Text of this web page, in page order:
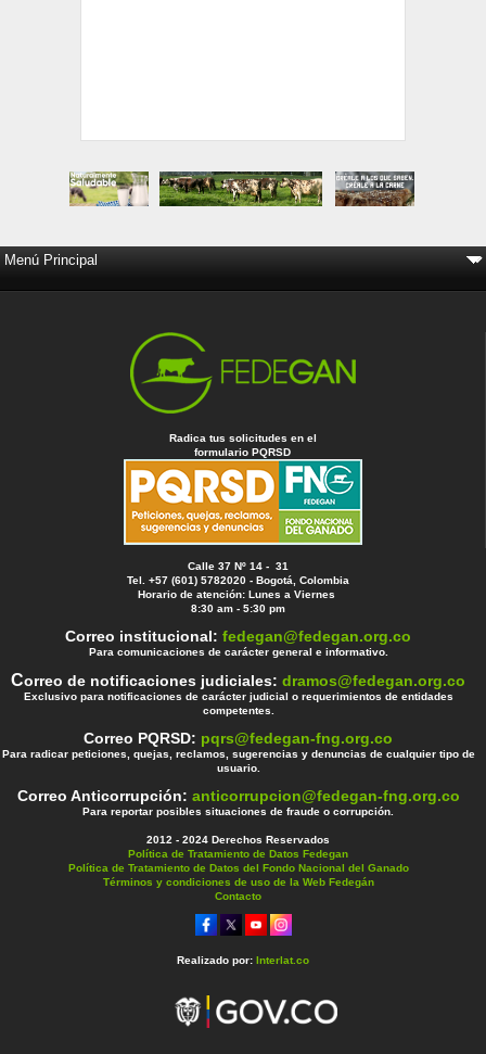
Radica tus solicitudes en el
formulario PQRSD
Calle 37 Nº 14 - 31
Tel. +57 (601) 5782020 - Bogotá, Colombia
Horario de atención: Lunes a Viernes
8:30 am - 5:30 pm
Correo institucional:fedegan@fedegan.org.co
Para comunicaciones de carácter general e informativo.
Correo de notificaciones judiciales:dramos@fedegan.org.co
Exclusivo para notificaciones de carácter judicial o requerimientos de entidades
competentes.
Correo PQRSD: pqrs@fedegan-fng.org.co
Para radicar peticiones, quejas, reclamos, sugerencias y denuncias de cualquier tipo de
usuario.
Correo Anticorrupción: anticorrupcion@fedegan-fng.org.co
Para reportar posibles situaciones de fraude o corrupción.
2012 - 2024 Derechos Reservados
Política de Tratamiento de Datos Fedegan
Política de Tratamiento de Datos del Fondo Nacional del Ganado
Términos y condiciones de uso de la Web Fedegán
Contacto
Realizado por: Interlat.co